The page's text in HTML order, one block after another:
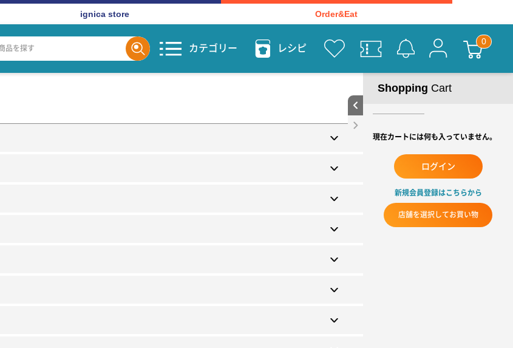
ignica store Order&Eat
カテゴリー レシピ
Shopping Cart
現在カートには何も入っていません。
ログイン
新規会員登録はこちらから
店舗を選択してお買い物